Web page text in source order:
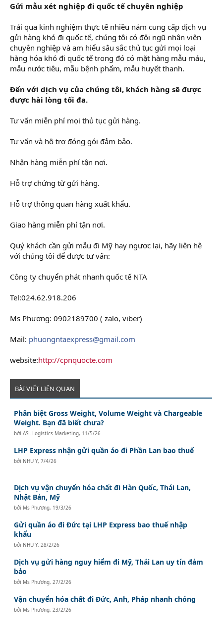
Gửi mẫu xét nghiệp đi quốc tế chuyên nghiệp
Trải qua kinh nghiệm thực tế nhiều năm cung cấp dịch vụ
gửi hàng khó đi quốc tế, chúng tôi có đội ngũ nhân viên
chuyên nghiệp và am hiểu sâu sắc thủ tục gửi mọi loại
hàng hóa khó đi quốc tế trong đó có mặt hàng mẫu máu,
mẫu nước tiêu, mẫu bệnh phẩm, mẫu huyết thanh.
Đến với dịch vụ của chúng tôi, khách hàng sẽ được
được hài lòng tối đa.
Tư vấn miễn phí mọi thủ tục gửi hàng.
Tư vấn và hỗ trợ đóng gói đảm bảo.
Nhận hàng miễn phí tận nơi.
Hỗ trợ chứng từ gửi hàng.
Hỗ trợ thông quan hàng xuất khẩu.
Giao hàng miễn phí tận nơi.
Quý khách cần gửi mẫu đi Mỹ hay ngược lại, hãy liên hệ
với chúng tôi để được tư vấn:
Công ty chuyển phát nhanh quốc tế NTA
Tel:024.62.918.206
Ms Phương: 0902189700 ( zalo, viber)
Mail: phuongntaexpress@gmail.com
website:http://cpnquocte.com
BÀI VIẾT LIÊN QUAN
Phân biệt Gross Weight, Volume Weight và Chargeable
Weight. Bạn đã biết chưa?
bởiASL Logistics Marketing, 11/5/26
LHP Express nhận gửi quần áo đi Phần Lan bao thuế
bởi NHU Y,7/4/26
Dịch vụ vận chuyển hóa chất đi Hàn Quốc, Thái Lan,
Nhật Bản, Mỹ
bởi Ms Phương, 19/3/26
Gửi quần áo đi Đức tại LHP Express bao thuế nhập
khẩu
bởi NHU Y, 28/2/26
Dịch vụ gửi hàng nguy hiểm đi Mỹ, Thái Lan uy tín đảm
bảo
bởi Ms Phương, 27/2/26
Vận chuyển hóa chất đi Đức, Anh, Pháp nhanh chóng
bởi Ms Phương, 23/2/26